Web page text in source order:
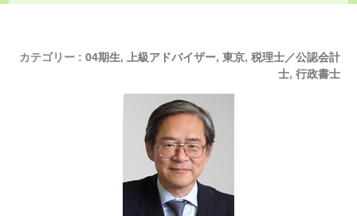
カテゴリー : 04期生, 上級アドバイザー, 東京, 税理士／公認会計
士, 行政書士